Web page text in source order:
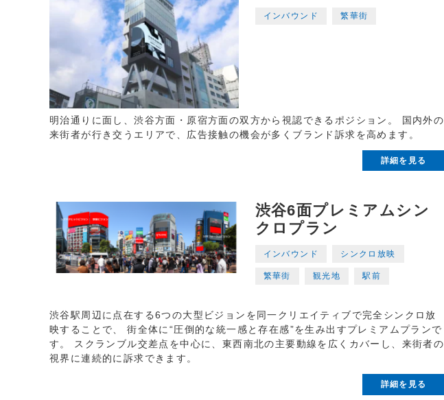
インバウンド 繁華街
明治通りに面し、渋谷方面・原宿方面の双方から視認できるポジション。 国内外の
来街者が行き交うエリアで、広告接触の機会が多くブランド訴求を高めます。
詳細を見る
渋谷6面プレミアムシン
クロプラン
インバウンド シンクロ放映
繁華街 観光地 駅前
渋谷駅周辺に点在する6つの大型ビジョンを同一クリエイティブで完全シンクロ放
映することで、 街全体に“圧倒的な統一感と存在感”を生み出すプレミアムプランで
す。 スクランブル交差点を中心に、東西南北の主要動線を広くカバーし、来街者の
視界に連続的に訴求できます。
詳細を見る